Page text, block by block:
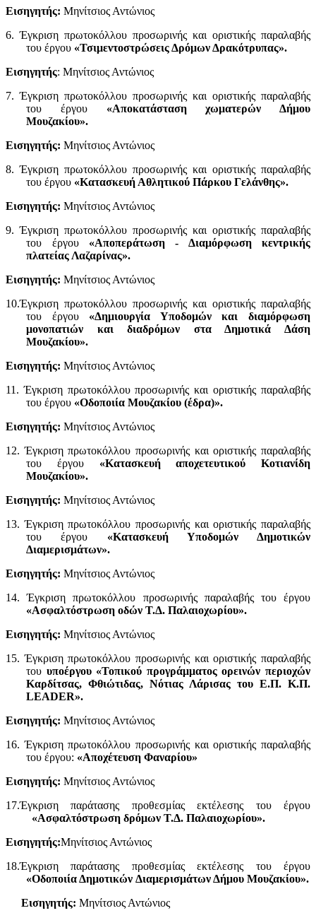
Εισηγητής: Μηνίτσιος Αντώνιος
6. Έγκριση πρωτοκόλλου προσωρινής και οριστικής παραλαβής
του έργου «Τσιμεντοστρώσεις Δρόμων Δρακότρυπας».
Εισηγητής: Μηνίτσιος Αντώνιος
7. Έγκριση πρωτοκόλλου προσωρινής και οριστικής παραλαβής
του έργου «Αποκατάσταση χωματερών Δήμου
Μουζακίου».
Εισηγητής: Μηνίτσιος Αντώνιος
8. Έγκριση πρωτοκόλλου προσωρινής και οριστικής παραλαβής
του έργου «Κατασκευή Αθλητικού Πάρκου Γελάνθης».
Εισηγητής: Μηνίτσιος Αντώνιος
9. Έγκριση πρωτοκόλλου προσωρινής και οριστικής παραλαβής
του έργου «Αποπεράτωση - Διαμόρφωση κεντρικής
πλατείας Λαζαρίνας».
Εισηγητής: Μηνίτσιος Αντώνιος
10.Έγκριση πρωτοκόλλου προσωρινής και οριστικής παραλαβής
του έργου «Δημιουργία Υποδομών και διαμόρφωση
μονοπατιών και διαδρόμων στα Δημοτικά Δάση
Μουζακίου».
Εισηγητής: Μηνίτσιος Αντώνιος
11. Έγκριση πρωτοκόλλου προσωρινής και οριστικής παραλαβής
του έργου «Οδοποιία Μουζακίου (έδρα)».
Εισηγητής: Μηνίτσιος Αντώνιος
12. Έγκριση πρωτοκόλλου προσωρινής και οριστικής παραλαβής
του έργου «Κατασκευή αποχετευτικού Κοτιανίδη
Μουζακίου».
Εισηγητής: Μηνίτσιος Αντώνιος
13. Έγκριση πρωτοκόλλου προσωρινής και οριστικής παραλαβής
του έργου «Κατασκευή Υποδομών Δημοτικών
Διαμερισμάτων».
Εισηγητής: Μηνίτσιος Αντώνιος
14. Έγκριση πρωτοκόλλου προσωρινής παραλαβής του έργου
«Ασφαλτόστρωση οδών Τ.Δ. Παλαιοχωρίου».
Εισηγητής: Μηνίτσιος Αντώνιος
15. Έγκριση πρωτοκόλλου προσωρινής και οριστικής παραλαβής
του υποέργου «Τοπικού προγράμματος ορεινών περιοχών
Καρδίτσας, Φθιώτιδας, Νότιας Λάρισας του Ε.Π. Κ.Π.
LEADER».
Εισηγητής: Μηνίτσιος Αντώνιος
16. Έγκριση πρωτοκόλλου προσωρινής και οριστικής παραλαβής
του έργου: «Αποχέτευση Φαναρίου»
Εισηγητής: Μηνίτσιος Αντώνιος
17.Έγκριση παράτασης προθεσμίας εκτέλεσης του έργου
«Ασφαλτόστρωση δρόμων Τ.Δ. Παλαιοχωρίου».
Εισηγητής:Μηνίτσιος Αντώνιος
18.Έγκριση παράτασης προθεσμίας εκτέλεσης του έργου
«Οδοποιία Δημοτικών Διαμερισμάτων Δήμου Μουζακίου».
Εισηγητής: Μηνίτσιος Αντώνιος